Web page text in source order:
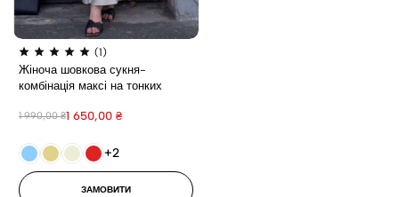
(1)
Жіноча шовкова сукня-
комбінація максі на тонких
1 990,00₴1 650,00 ₴
+2
ЗАМОВИТИ